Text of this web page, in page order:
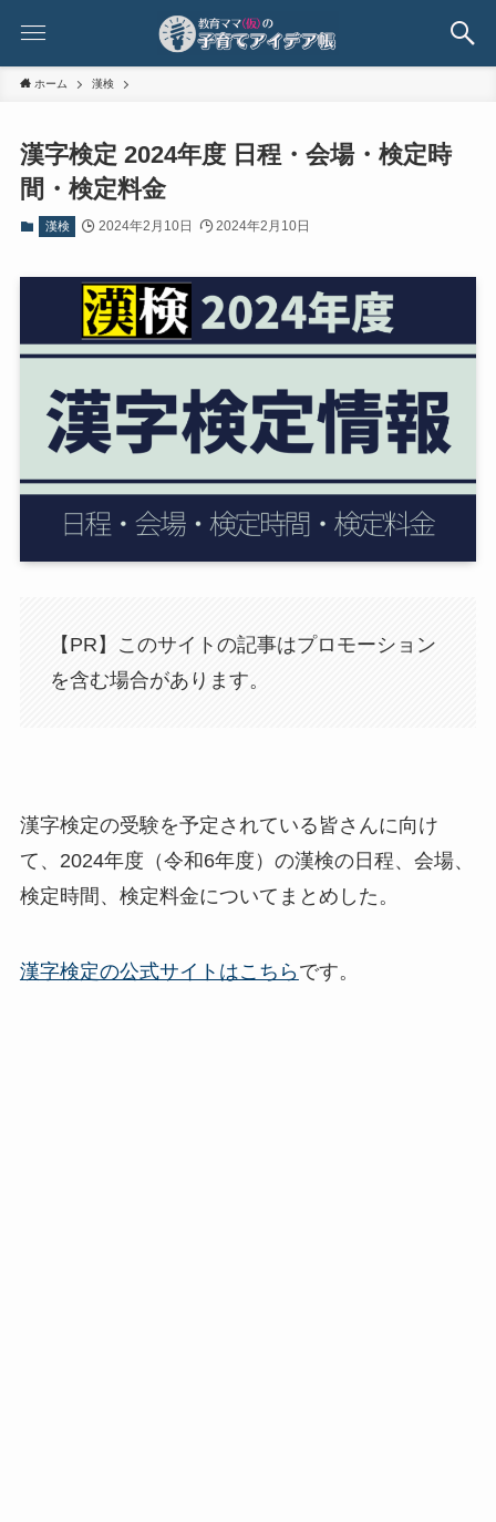
ホーム 漢検
漢字検定 2024年度 日程・会場・検定時
間・検定料金
漢検 2024年2月10日 2024年2月10日
【PR】このサイトの記事はプロモーション
を含む場合があります。
漢字検定の受験を予定されている皆さんに向け
て、2024年度（令和6年度）の漢検の日程、会場、
検定時間、検定料金についてまとめした。
漢字検定の公式サイトはこちらです。